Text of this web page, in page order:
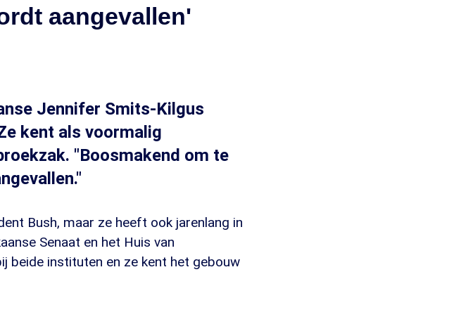
aangevallen'
Jennifer Smits-Kilgus
kent als voormalig
"Boosmakend om te
Bush, maar ze heeft ook jarenlang in
Senaat en het Huis van
beide instituten en ze kent het gebouw